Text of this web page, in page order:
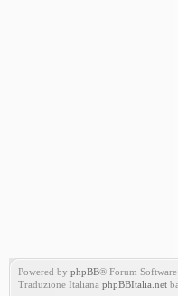
Powered by phpBB® Forum
Traduzione Italiana phpBBItalia.net